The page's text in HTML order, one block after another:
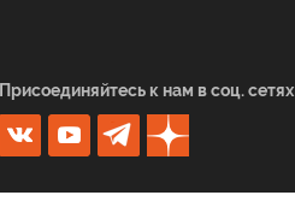
Присоединяйтесь к нам в соц. сетях